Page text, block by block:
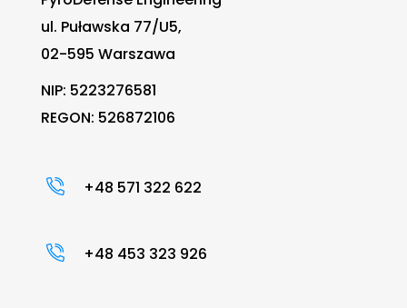
ul. Puławska 77/U5,
02-595 Warszawa
NIP: 5223276581
REGON: 526872106
+48 571 322 622
+48 453 323 926